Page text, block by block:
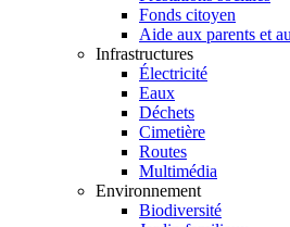
Fonds citoyen
Aide aux parents et
Infrastructures
Électricité
Eaux
Déchets
Cimetière
Routes
Multimédia
Environnement
Biodiversité